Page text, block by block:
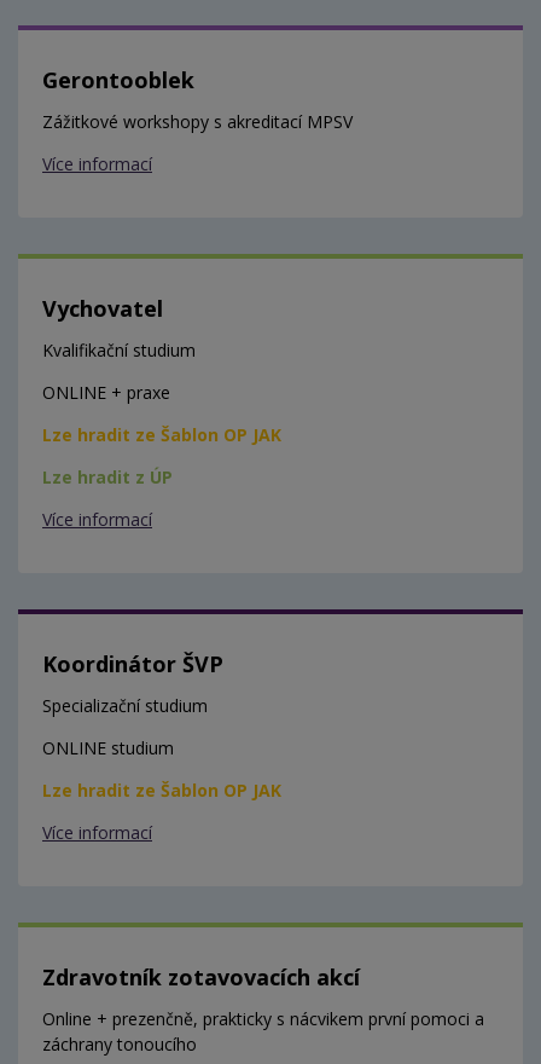
Gerontooblek
Zážitkové workshopy s akreditací MPSV
Více informací
Vychovatel
Kvalifikační studium
ONLINE + praxe
Lze hradit ze Šablon OP JAK
Lze hradit z ÚP
Více informací
Koordinátor ŠVP
Specializační studium
ONLINE studium
Lze hradit ze Šablon OP JAK
Více informací
Zdravotník zotavovacích akcí
Online + prezenčně, prakticky s nácvikem první pomoci a
záchrany tonoucího